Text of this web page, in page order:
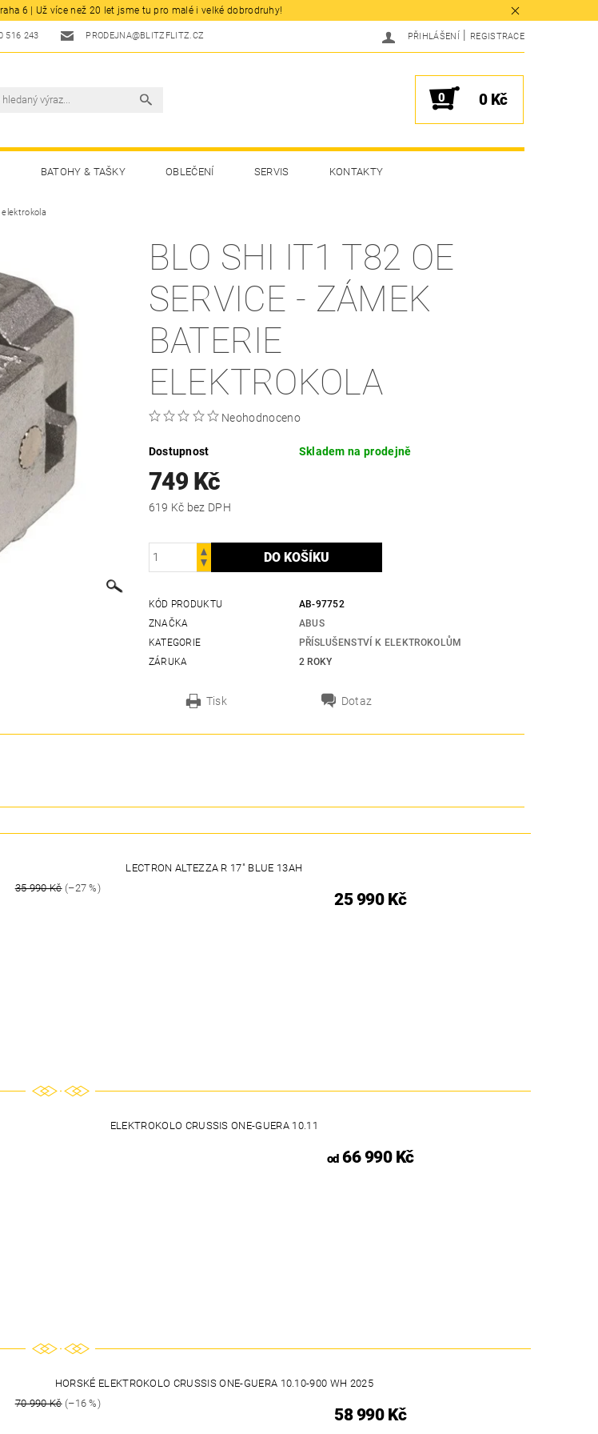
6 | Už více než 20 let jsme tu pro malé i velké dobrodruhy!
516 243 PRODEJNA@BLITZFLITZ.CZ PŘIHLÁŠENÍ REGISTRACE
0 0 Kč
BATOHY & TAŠKY OBLEČENÍ SERVIS KONTAKTY
BLO SHI IT1 T82 OE
SERVICE - ZÁMEK
BATERIE
ELEKTROKOLA
Neohodnoceno
Dostupnost Skladem na prodejně
749 Kč
619 Kč bez DPH
KÓD PRODUKTU
AB-97752
ZNAČKA
ABUS
KATEGORIE
PŘÍSLUŠENSTVÍ K ELEKTROKOLŮM
ZÁRUKA
2 ROKY
Tisk Dotaz
LECTRON ALTEZZA R 17" BLUE 13AH
35 990 Kč(–27 %)
25 990 Kč
ELEKTROKOLO CRUSSIS ONE-GUERA 10.11
od66 990 Kč
HORSKÉ ELEKTROKOLO CRUSSIS ONE-GUERA 10.10-900 WH 2025
70 990 Kč(–16 %)
58 990 Kč